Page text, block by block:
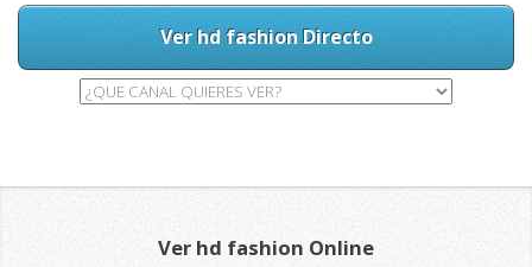
Ver hd fashion Directo
Ver hd fashion Online